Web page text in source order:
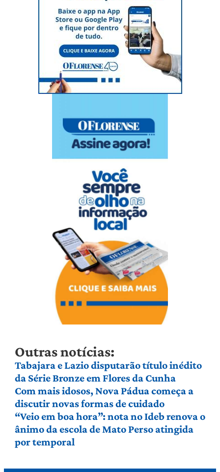
Outras notícias:
Tabajara e Lazio disputarão título inédito
da Série Bronze em Flores da Cunha
Com mais idosos, Nova Pádua começa a
discutir novas formas de cuidado
“Veio em boa hora”: nota no Ideb renova o
ânimo da escola de Mato Perso atingida
por temporal